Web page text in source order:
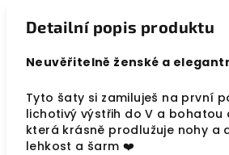
Detailní popis produktu
Neuvěřitelně ženské a
Tyto šaty si zamiluješ na první
lichotivý výstřih do V a bohatou
která krásně prodlužuje nohy a
lehkost a šarm ❤️